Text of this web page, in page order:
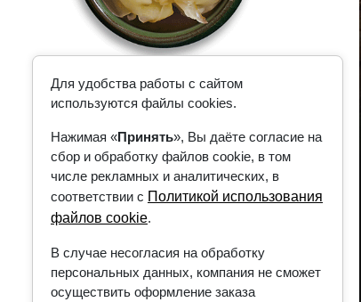
Для удобства работы с сайтом
используются файлы cookies.
Нажимая «Принять», Вы даёте согласие на
сбор и обработку файлов cookie, в том
числе рекламных и аналитических, в
соответствии с Политикой использования
файлов cookie.
В случае несогласия на обработку
персональных данных, компания не сможет
осуществить оформление заказа
Имбирь маринованный
2.49
В корзину